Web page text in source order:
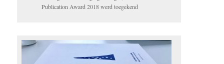
Publication Award 2018 werd toegekend